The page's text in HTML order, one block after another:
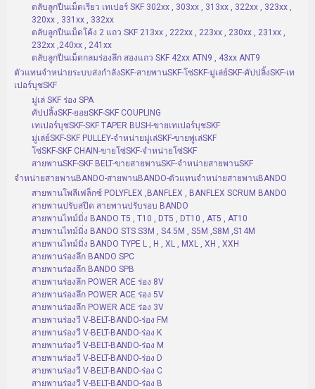
ตลับลูกปืนเม็ดเรียว เทเปอร์ SKF 302xx , 303xx , 313xx , 322xx , 323xx ,
320xx , 331xx , 332xx
ตลับลูกปืนเม็ดโค้ง 2 แถว SKF 213xx , 222xx , 223xx , 230xx , 231xx ,
232xx ,240xx , 241xx
ตลับลูกปืนเม็ดกลมร่องลึก สองแถว SKF 42xx ATN9 , 43xx ANT9
ตัวแทนจำหน่ายระบบส่งกำลังSKF-สายพานSKF-โซ่SKF-มู่เล่ย์SKF-คัปปลิ้งSKF-เท
เปอร์บุชSKF
มู่เล่ SKF ร่อง SPA
คัปปลิ้งSKF-ยอยSKF-SKF COUPLING
เทเปอร์บุชSKF-SKF TAPER BUSH-ขายเทเปอร์บุชSKF
มู่เล่ย์SKF-SKF PULLEY-จำหน่ายมู่เล่SKF-ขายพู่เล่SKF
โซ่SKF-SKF CHAIN-ขายโซ่SKF-จำหน่ายโซ่SKF
สายพานSKF-SKF BELT-ขายสายพานSKF-จำหน่ายสายพานSKF
จำหน่ายสายพานBANDO-สายพานBANDO-ตัวแทนจำหน่ายสายพานBANDO
สายพานโพลีเฟล็กซ์ POLYFLEX ,BANFLEX , BANFLEX SCRUM BANDO
สายพานปรับสปีด สายพานปรับรอบ BANDO
สายพานไทม์มิ่ง BANDO T5 , T10 , DT5 , DT10 , AT5 , AT10
สายพานไทม์มิ่ง BANDO STS S3M , S4.5M , S5M ,S8M ,S14M
สายพานไทม์มิ่ง BANDO TYPE L , H , XL , MXL , XH , XXH
สายพานร่องลึก BANDO SPC
สายพานร่องลึก BANDO SPB
สายพานร่องลึก POWER ACE ร่อง 8V
สายพานร่องลึก POWER ACE ร่อง 5V
สายพานร่องลึก POWER ACE ร่อง 3V
สายพานร่องวี V-BELT-BANDO-ร่อง FM
สายพานร่องวี V-BELT-BANDO-ร่อง K
สายพานร่องวี V-BELT-BANDO-ร่อง M
สายพานร่องวี V-BELT-BANDO-ร่อง D
สายพานร่องวี V-BELT-BANDO-ร่อง C
สายพานร่องวี V-BELT-BANDO-ร่อง B